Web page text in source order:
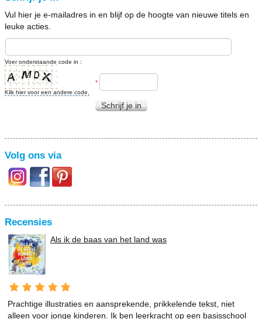
Vul hier je e-mailadres in en blijf op de hoogte van nieuwe titels en
leuke acties.
Voer onderstaande code in :
Klik hier voor een andere code.
*
Schrijf je in
Volg ons via
Recensies
Als ik de baas van het land was
Prachtige illustraties en aansprekende, prikkelende tekst, niet
alleen voor jonge kinderen. Ik ben leerkracht op een basisschool